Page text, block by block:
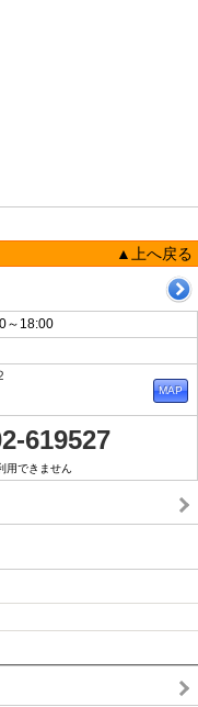
▲上へ戻る
～18:00
619527
用できません